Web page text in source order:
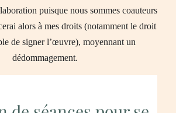
puisque nous sommes coauteurs
alors à mes droits (notamment le droit
de signer l’œuvre), moyennant un
dédommagement.